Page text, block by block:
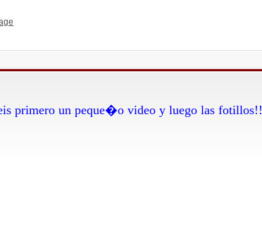
primero un peque�o video y luego las fotillos!!